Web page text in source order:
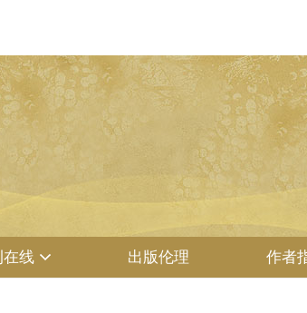
在线 出版伦理 作者